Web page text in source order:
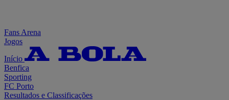
Fans Arena
Jogos
Início
Benfica
Sporting
FC Porto
Resultados e Classificações